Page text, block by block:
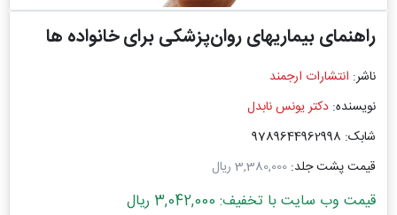
راهنمای بیماریهای روان‌پزشکی برای خانواده ها
ناشر: انتشارات ارجمند
نویسنده: دکتر یونس نابدل
شابک: 9789644962998
قیمت پشت جلد: 3,380,000 ریال
قیمت وب سایت با تخفیف: 3,042,000 ریال